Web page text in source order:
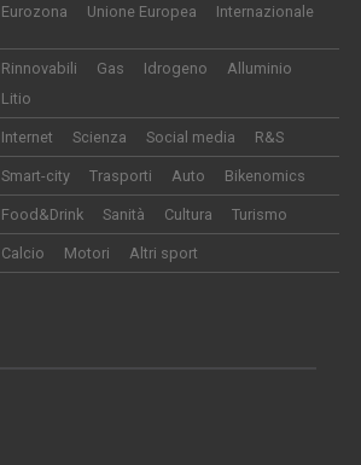
Eurozona Unione Europea Internazionale
Rinnovabili Gas Idrogeno
Alluminio
Litio
Internet Scienza Social media R&S
Smart-city Trasporti Auto Bikenomics
Food&Drink Sanità Cultura Turismo
Calcio Motori Altri sport